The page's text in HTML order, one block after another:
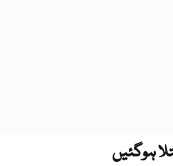
ہوگئیں